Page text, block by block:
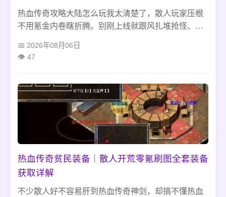
热血传奇攻略大陆怎么玩我太清楚了，散人玩家压根
不用氪金内卷瞎折腾。别刚上线就跟风扎堆抢怪、越
新手冷门野区刷怪囤药稳步升级，中期转战中层地图
服。
2026年08月06日
47
热血传奇贫民装备｜散人开荒零氪刷图全套装备
获取详解
不少散人好不容易肝到热血传奇神剑，却搞不懂热血